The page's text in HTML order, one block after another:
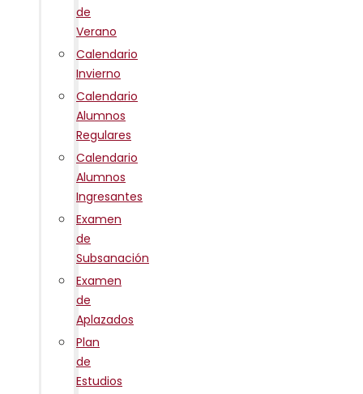
de
Verano
Calendario
Invierno
Calendario
Alumnos
Regulares
Calendario
Alumnos
Ingresantes
Examen
de
Subsanación
Examen
de
Aplazados
Plan
de
Estudios